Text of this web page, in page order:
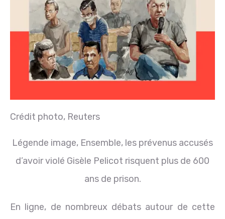
Crédit photo, Reuters
Légende image, Ensemble, les prévenus accusés
d’avoir violé Gisèle Pelicot risquent plus de 600
ans de prison.
En ligne, de nombreux débats autour de cette